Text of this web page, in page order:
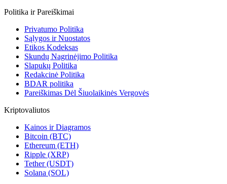
Politika ir Pareiškimai
Privatumo Politika
Sąlygos ir Nuostatos
Etikos Kodeksas
Skundų Nagrinėjimo Politika
Slapukų Politika
Redakcinė Politika
BDAR politika
Pareiškimas Dėl Šiuolaikinės Vergovės
Kriptovaliutos
Kainos ir Diagramos
Bitcoin (BTC)
Ethereum (ETH)
Ripple (XRP)
Tether (USDT)
Solana (SOL)